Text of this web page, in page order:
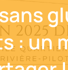
: un